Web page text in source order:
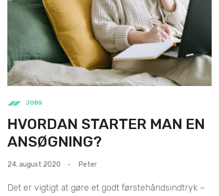
JOBS
HVORDAN STARTER MAN EN
ANSØGNING?
24. august 2020 Peter
Det er vigtigt at gøre et godt førstehåndsindtryk –